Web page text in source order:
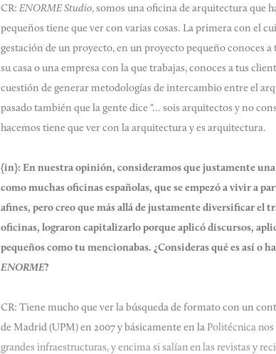
CR:ENORME Studio, somos una oficina de arquitectura que
pequeños tiene que ver con varias cosas. La primera con el
gestación de un proyecto, en un proyecto pequeño conoces a
su casa o una empresa con la que trabajas, conoces a tus
cuestión de generar metodologías de intercambio entre el
pasado también que la gente dice "... sois arquitectos y no
hacemos tiene que ver con la arquitectura y es arquitectura.
{in}:En nuestra opinión, consideramos que justamente
como muchas oficinas españolas, que se empezó a vivir a
afines, pero creo que más allá de justamente diversificar el
oficinas, lograron capitalizarlo porque aplicó discursos,
pequeños como tu mencionabas. ¿Consideras qué es así
ENORME?
CR: Tiene mucho que ver la búsqueda de formato con un
de Madrid (UPM) en 2007 y básicamente en la Politécnica
grandes infraestructuras, y encima si salían en las revistas y